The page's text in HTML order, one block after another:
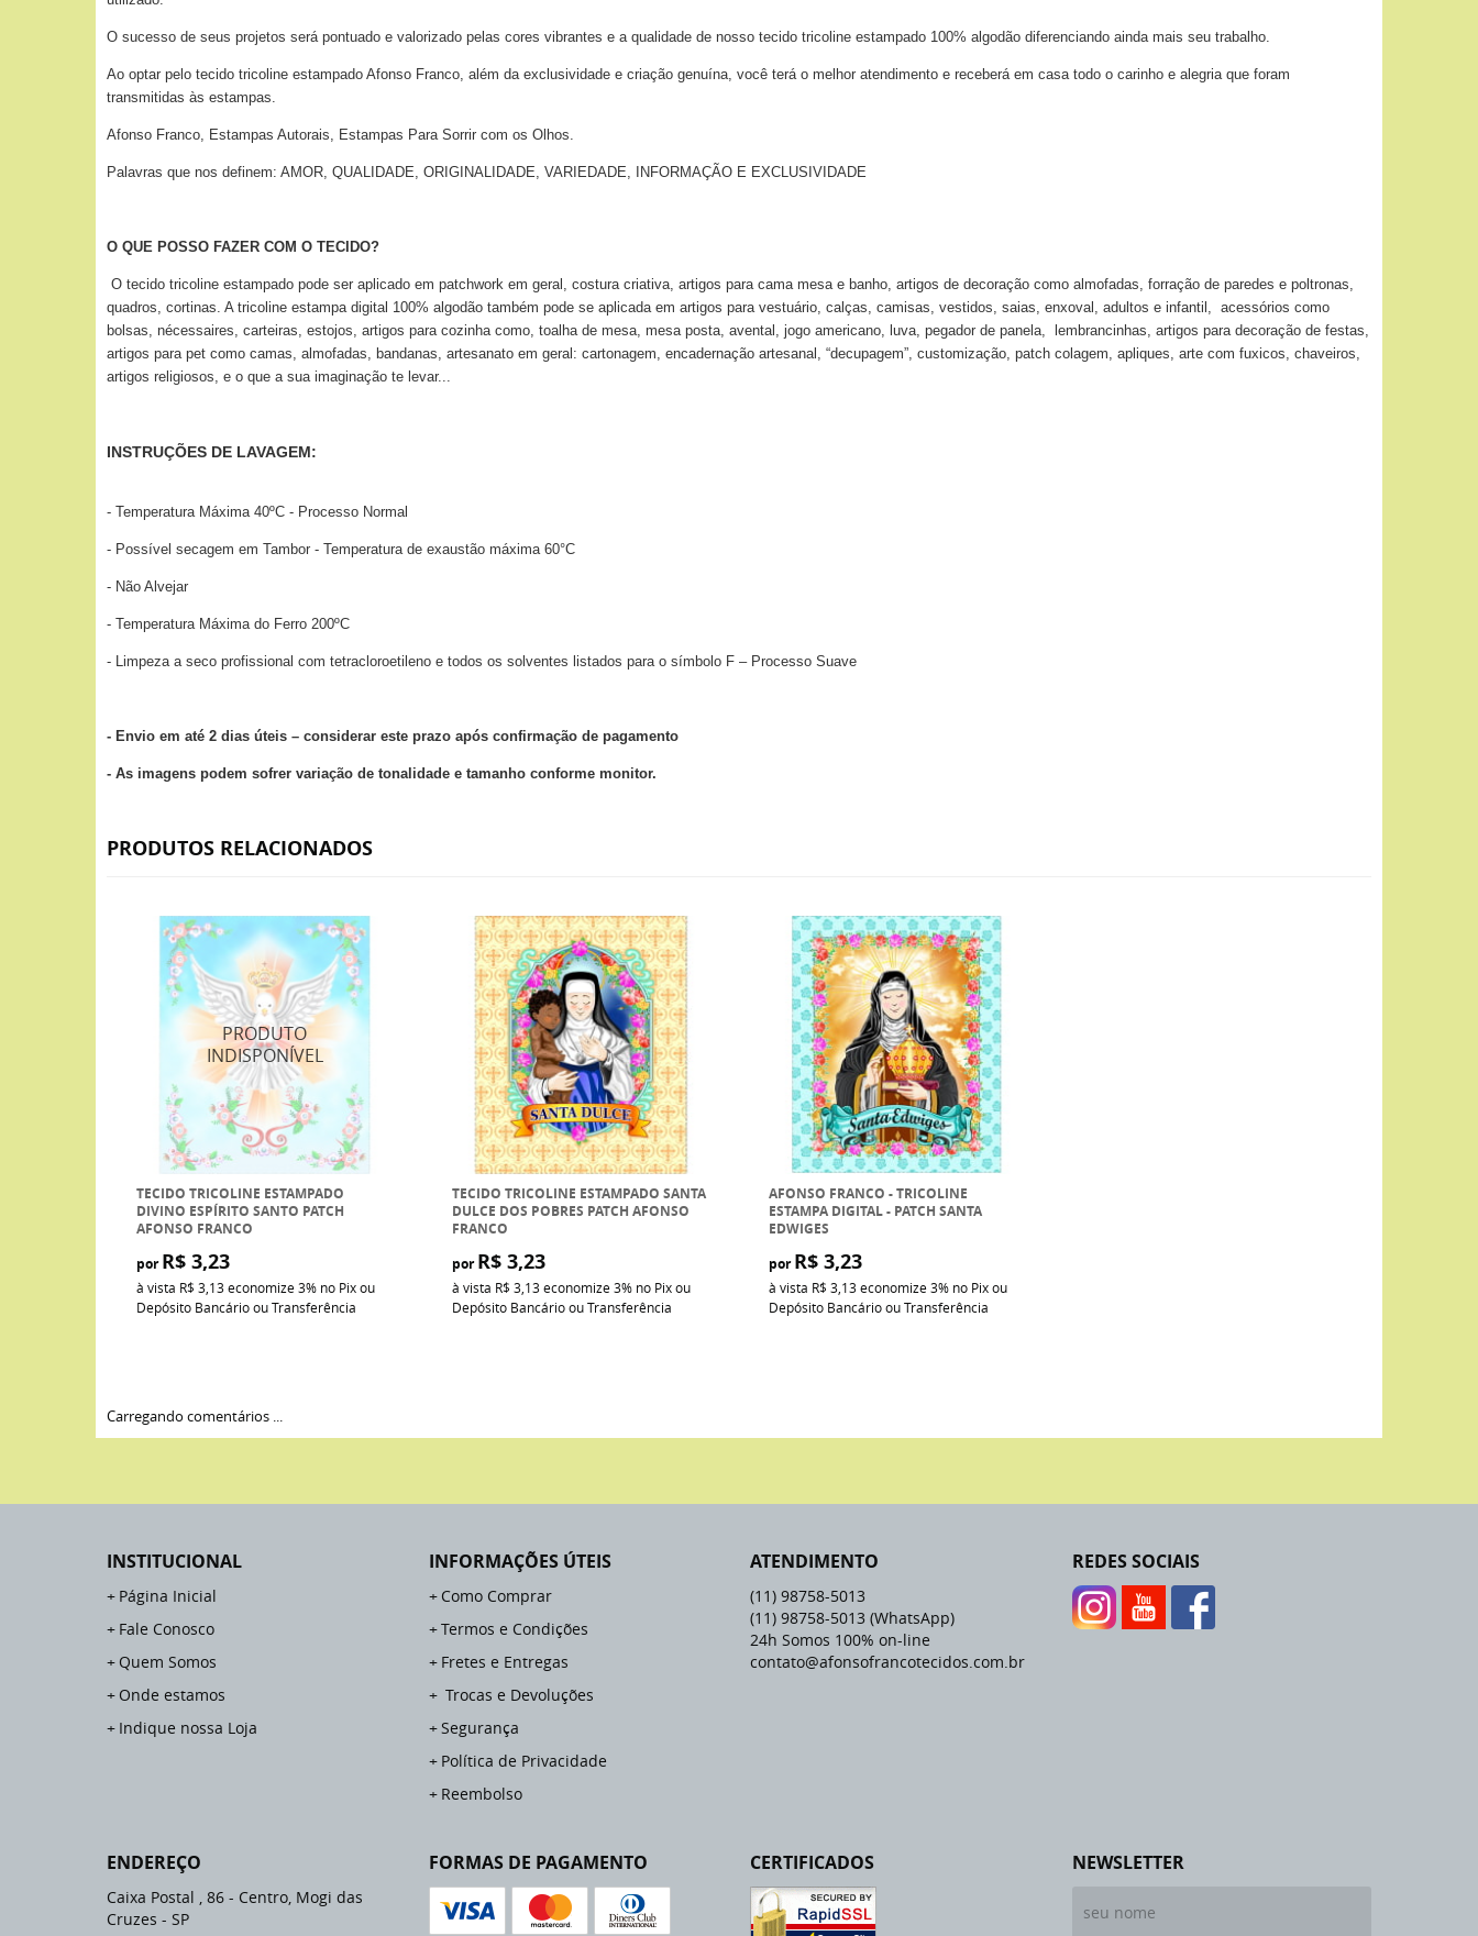
O sucesso de seus projetos será pontuado e valorizado pelas cores vibrantes e a qualidade de nosso tecido tricoline estampado 100% algodão diferenciando ainda mais seu trabalho.
Ao optar pelo tecido tricoline estampado Afonso Franco, além da exclusividade e criação genuína, você terá o melhor atendimento e receberá em casa todo o carinho e alegria que foram
transmitidas às estampas.
Afonso Franco, Estampas Autorais, Estampas Para Sorrir com os Olhos.
Palavras que nos definem: AMOR, QUALIDADE, ORIGINALIDADE, VARIEDADE, INFORMAÇÃO E EXCLUSIVIDADE
O QUE POSSO FAZER COM O TECIDO?
O tecido tricoline estampado pode ser aplicado em patchwork em geral, costura criativa, artigos para cama mesa e banho, artigos de decoração como almofadas, forração de paredes e poltronas,
quadros, cortinas. A tricoline estampa digital 100% algodão também pode se aplicada em artigos para vestuário, calças, camisas, vestidos, saias, enxoval, adultos e infantil, acessórios como
bolsas, nécessaires, carteiras, estojos, artigos para cozinha como, toalha de mesa, mesa posta, avental, jogo americano, luva, pegador de panela, lembrancinhas, artigos para decoração de festas,
artigos para pet como camas, almofadas, bandanas, artesanato em geral: cartonagem, encadernação artesanal, “decupagem”, customização, patch colagem, apliques, arte com fuxicos, chaveiros,
artigos religiosos, e o que a sua imaginação te levar...
INSTRUÇÕES DE LAVAGEM:
- Temperatura Máxima 40ºC - Processo Normal
- Possível secagem em Tambor - Temperatura de exaustão máxima 60°C
- Não Alvejar
- Temperatura Máxima do Ferro 200ºC
- Limpeza a seco profissional com tetracloroetileno e todos os solventes listados para o símbolo F – Processo Suave
- Envio em até 2 dias úteis – considerar este prazo após confirmação de pagamento
- As imagens podem sofrer variação de tonalidade e tamanho conforme monitor.
PRODUTOS RELACIONADOS
TECIDO TRICOLINE ESTAMPADO
DIVINO ESPÍRITO SANTO PATCH
AFONSO FRANCO
por R$ 3,23
à vista R$ 3,13economize3% no Pix ou
Depósito Bancário ou Transferência
TECIDO TRICOLINE ESTAMPADO SANTA
DULCE DOS POBRES PATCH AFONSO
FRANCO
por R$ 3,23
à vista R$ 3,13economize3% no Pix ou
Depósito Bancário ou Transferência
AFONSO FRANCO - TRICOLINE
ESTAMPA DIGITAL - PATCH SANTA
EDWIGES
por R$ 3,23
à vista R$ 3,13economize3% no Pix ou
Depósito Bancário ou Transferência
Carregando comentários ...
INSTITUCIONAL
Página Inicial
Fale Conosco
Quem Somos
Onde estamos
Indique nossa Loja
INFORMAÇÕES ÚTEIS
Como Comprar
Termos e Condições
Fretes e Entregas
Trocas e Devoluções
Segurança
Política de Privacidade
Reembolso
ATENDIMENTO
(11) 98758-5013
(11) 98758-5013 (WhatsApp)
24h Somos 100% on-line
contato@afonsofrancotecidos.com.br
REDES SOCIAIS
ENDEREÇO
Caixa Postal , 86 - Centro, Mogi das
Cruzes - SP
FORMAS DE PAGAMENTO CERTIFICADOS NEWSLETTER